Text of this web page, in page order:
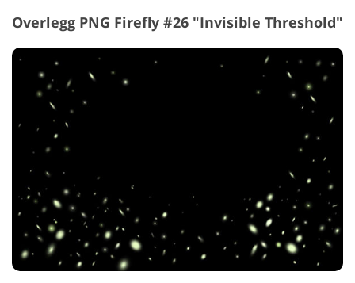
Overlegg PNG Firefly #26 "Invisible Threshold"